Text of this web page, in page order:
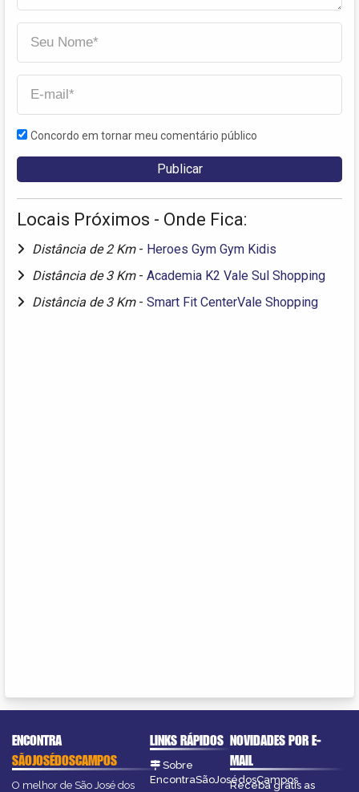
Concordo em tornar meu comentário público
Locais Próximos - Onde Fica:
Distância de 2 Km - Heroes Gym Gym Kidis
Distância de 3 Km - Academia K2 Vale Sul Shopping
Distância de 3 Km - Smart Fit CenterVale Shopping
ENCONTRA
SÃOJOSÉDOSCAMPOS
O melhor de São José dos
LINKS RÁPIDOS
Sobre
EncontraSãoJosédosCampos
NOVIDADES POR E-
MAIL
Receba grátis as